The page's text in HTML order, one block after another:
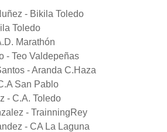
- Bikila Toledo
Toledo
Marathón
- Teo Valdepeñas
- Aranda C.Haza
San Pablo
- C.A. Toledo
- TrainningRey
- CA La Laguna